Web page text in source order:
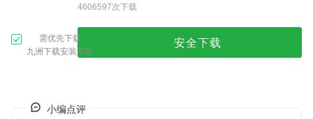
4606597次下载
需优先下载
九洲下载安装安装
安全下载
小编点评